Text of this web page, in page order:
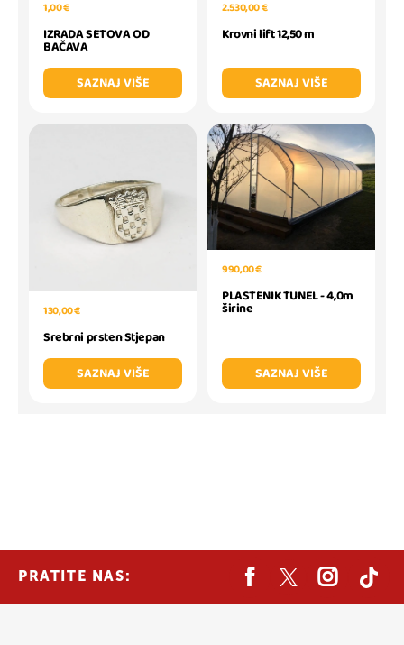
1,00 €
IZRADA SETOVA OD
BAČAVA
SAZNAJ VIŠE
2.530,00 €
Krovni lift 12,50 m
SAZNAJ VIŠE
130,00 €
Srebrni prsten Stjepan
SAZNAJ VIŠE
990,00 €
PLASTENIK TUNEL - 4,0m
širine
SAZNAJ VIŠE
PRATITE NAS: